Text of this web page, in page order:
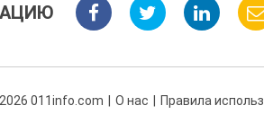
011info.com О нас Правила